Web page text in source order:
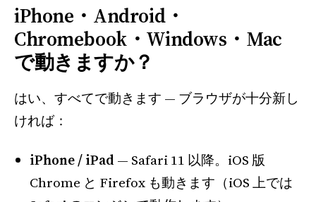
iPhone・Android・
Chromebook・Windows・Mac
で動きますか？
はい、すべてで動きます — ブラウザが十分新し
ければ：
iPhone / iPad — Safari 11 以降。iOS 版
Chrome と Firefox も動きます（iOS 上では